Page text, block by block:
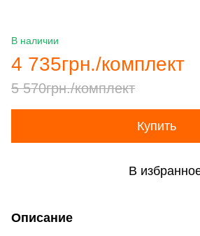
В наличии
4 735грн./комплект
5 570грн./комплект
Купить
В
Описание